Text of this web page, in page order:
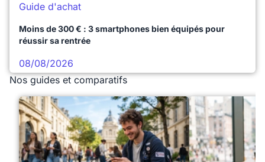
Guide d'achat
Moins de 300 € : 3 smartphones bien équipés pour
réussir sa rentrée
08/08/2026
Nos guides et comparatifs